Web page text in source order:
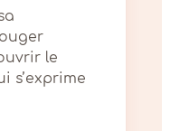
le
s’exprime